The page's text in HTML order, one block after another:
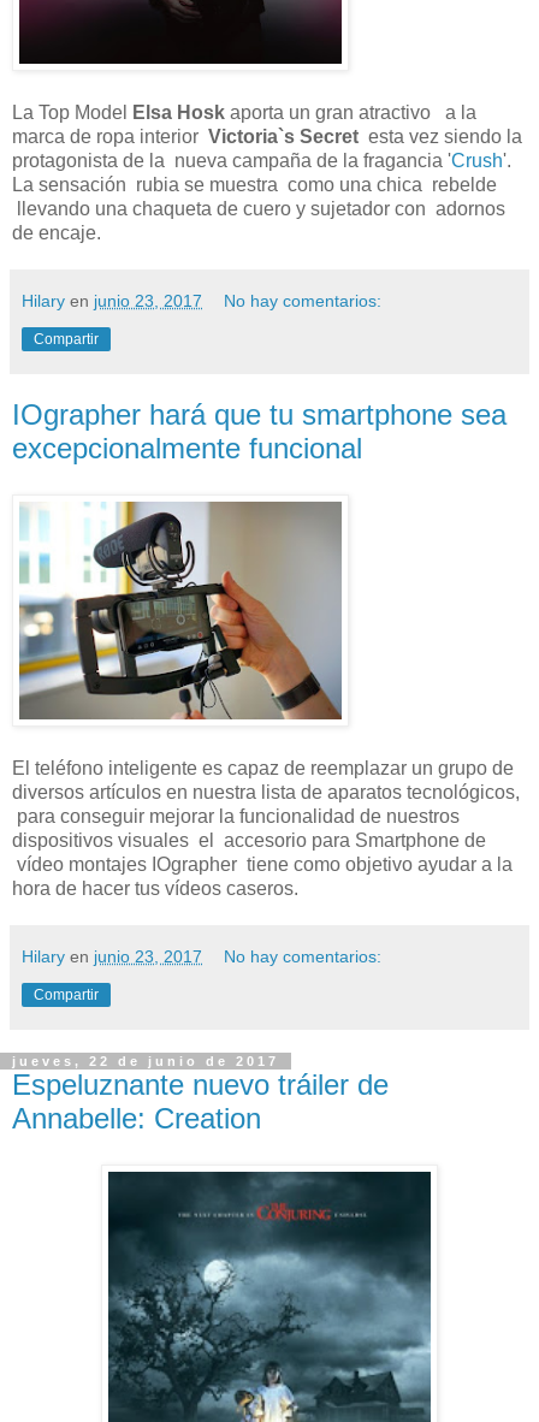
La Top Model Elsa Hosk aporta un gran atractivo a la
marca de ropa interior Victoria`s Secret esta vez siendo la
protagonista de la nueva campaña de la fragancia 'Crush'.
La sensación rubia se muestra como una chica rebelde
llevando una chaqueta de cuero y sujetador con adornos
de encaje.
Hilary en junio 23, 2017 No hay comentarios:
Compartir
IOgrapher hará que tu smartphone sea
excepcionalmente funcional
El teléfono inteligente es capaz de reemplazar un grupo de
diversos artículos en nuestra lista de aparatos tecnológicos,
para conseguir mejorar la funcionalidad de nuestros
dispositivos visuales el accesorio para Smartphone de
vídeo montajes IOgrapher tiene como objetivo ayudar a la
hora de hacer tus vídeos caseros.
Hilary en junio 23, 2017 No hay comentarios:
Compartir
jueves, 22 de junio de 2017
Espeluznante nuevo tráiler de
Annabelle: Creation